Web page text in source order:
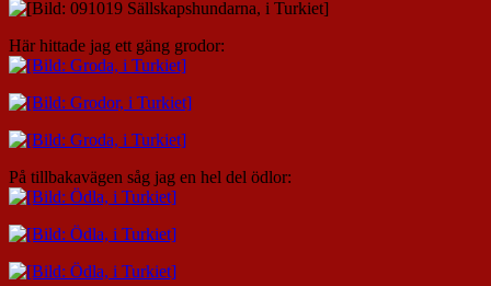
Här hittade jag ett gäng grodor:
På tillbakavägen såg jag en hel del ödlor: